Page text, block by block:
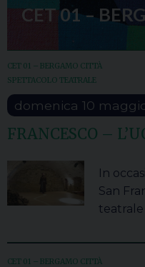
CET 01 –
CET 01 – BERGAMO CITTÀ
SPETTACOLO TEATRALE
domenica 10
FRANCESCO –
In
San
teatrale
CET 01 – BERGAMO CITTÀ